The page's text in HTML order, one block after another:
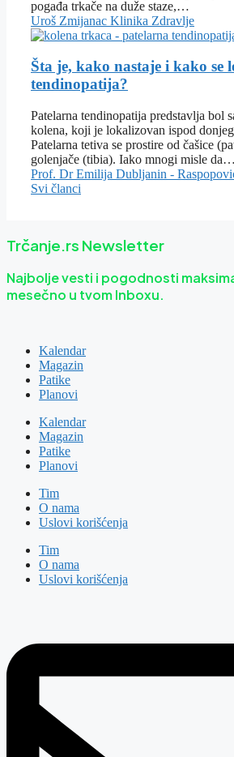
pogađa trkače na duže staze,…
Uroš Zmijanac Klinika Zdravlje
Šta je, kako nastaje i kako se
tendinopatija?
Patelarna tendinopatija predstavlja bol
kolena, koji je lokalizovan ispod
Patelarna tetiva se prostire od čašice
golenjače (tibia). Iako mnogi misle da…
Prof. Dr Emilija Dubljanin -
Svi članci
Trčanje.rs Newsletter
Najbolje vesti i pogodnosti
mesečno u tvom Inboxu.
Kalendar
Magazin
Patike
Planovi
Kalendar
Magazin
Patike
Planovi
Tim
O nama
Uslovi korišćenja
Tim
O nama
Uslovi korišćenja